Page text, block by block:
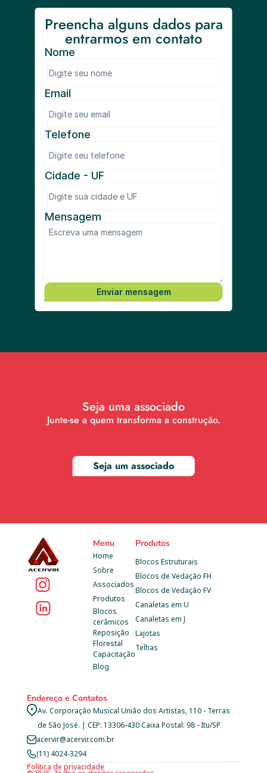
Menu
Home
Sobre
Blog
Associados
Produtos
Blocos
cerâmicos
Reposição
Florestal
Capacitação
Produtos
Blocos Estruturais
Blocos de Vedação FH
Blocos de Vedação FV
Canaletas em U
Canaletas em J
Lajotas
Telhas
Endereço e Contatos
Av. Corporação Musical União dos Artistas, 110 - Terras
de São José. | CEP: 13306-430 Caixa Postal: 98 - Itu/SP
acervir@acervir.com.br
(11) 4024-3294
Política de privacidade
Preencha alguns dados para
entrarmos em contato
Email
Telefone
Nome
Cidade - UF
Mensagem
Enviar mensagem
Seja uma associado
Junte-se a quem transforma a construção.
Seja um associado